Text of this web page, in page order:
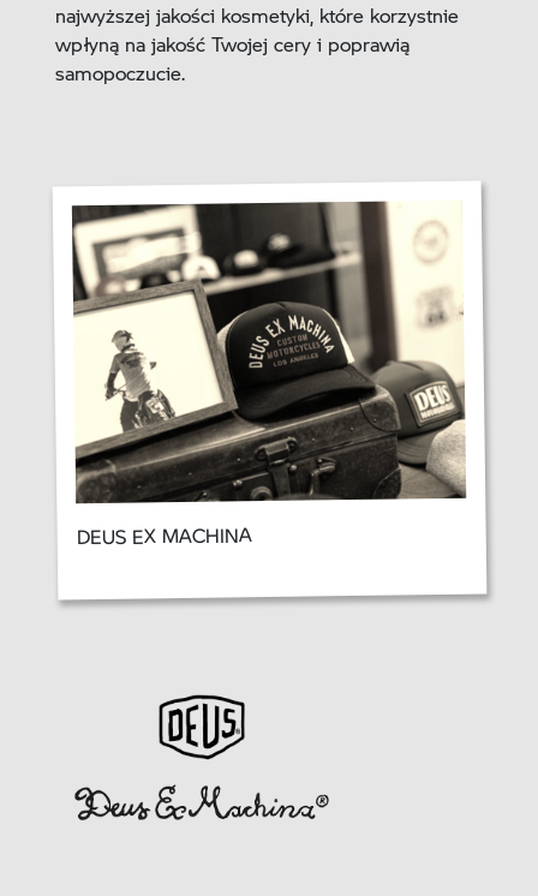
najwyższej jakości kosmetyki, które korzystnie
wpłyną na jakość Twojej cery i poprawią
samopoczucie.
DEUS EX MACHINA